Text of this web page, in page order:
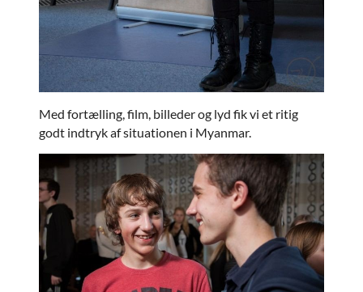
Med fortælling, film, billeder og lyd fik vi et ritig
godt indtryk af situationen i Myanmar.